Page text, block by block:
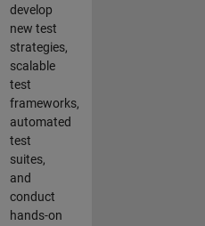
develop
new test
strategies,
scalable
test
frameworks,
automated
test
suites,
and
conduct
hands-on